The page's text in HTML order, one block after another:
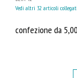
Vedi altri 32 articoli collegati
confezione da